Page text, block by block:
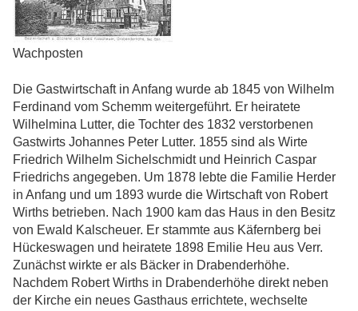
Wachposten
Die Gastwirtschaft in Anfang wurde ab 1845 von Wilhelm
Ferdinand vom Schemm weitergeführt. Er heiratete
Wilhelmina Lutter, die Tochter des 1832 verstorbenen
Gastwirts Johannes Peter Lutter. 1855 sind als Wirte
Friedrich Wilhelm Sichelschmidt und Heinrich Caspar
Friedrichs angegeben. Um 1878 lebte die Familie Herder
in Anfang und um 1893 wurde die Wirtschaft von Robert
Wirths betrieben. Nach 1900 kam das Haus in den Besitz
von Ewald Kalscheuer. Er stammte aus Käfernberg bei
Hückeswagen und heiratete 1898 Emilie Heu aus Verr.
Zunächst wirkte er als Bäcker in Drabenderhöhe.
Nachdem Robert Wirths in Drabenderhöhe direkt neben
der Kirche ein neues Gasthaus errichtete, wechselte